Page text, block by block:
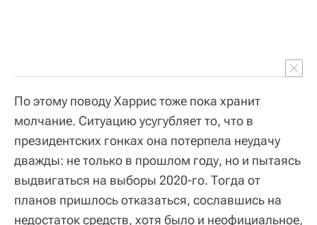
По этому поводу Харрис тоже пока хранит
молчание. Ситуацию усугубляет то, что в
президентских гонках она потерпела неудачу
дважды: не только в прошлом году, но и пытаясь
выдвигаться на выборы 2020-го. Тогда от
планов пришлось отказаться, сославшись на
недостаток средств, хотя было и неофициальное,